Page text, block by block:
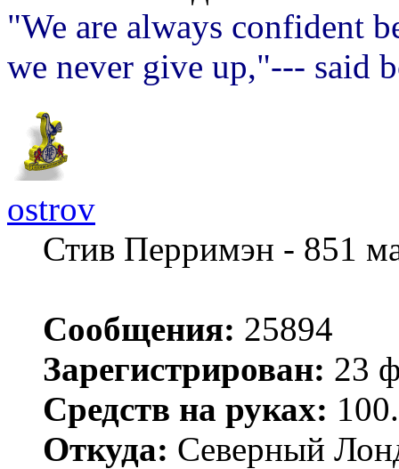
"We are always confident
we never give up,"--- said
ostrov
Стив Перримэн - 851
Сообщения: 25894
Зарегистрирован: 23
Средств на руках:
Откуда: Северный